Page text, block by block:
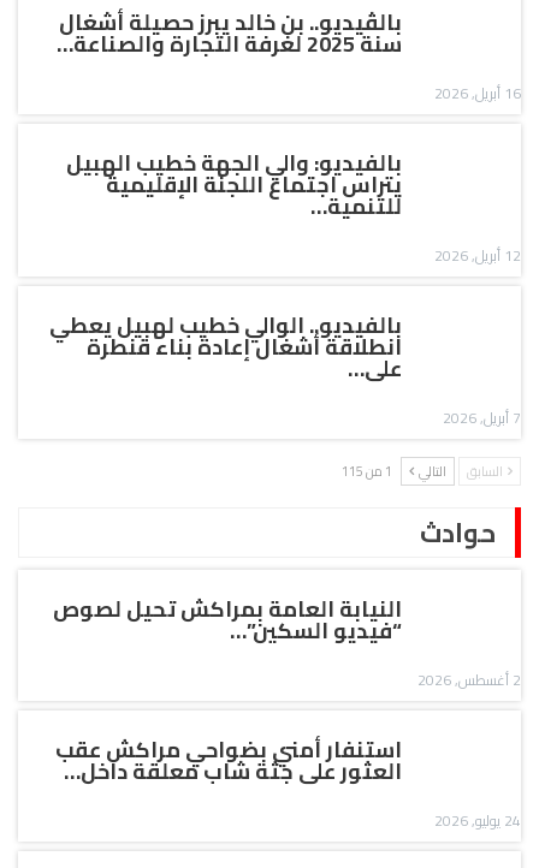
بالڤيديو.. بن خالد يبرز حصيلة أشغال
سنة 2025 لغرفة التجارة والصناعة…
16 أبريل, 2026
بالفيديو: والي الجهة خطيب الهبيل
يتراس اجتماع اللجنة الإقليمية
للتنمية…
12 أبريل, 2026
بالفيديو.. الوالي خطيب لهبيل يعطي
انطلاقة أشغال إعادة بناء قنطرة
على…
7 أبريل, 2026
السابق التالي 1 من 115
حوادث
النيابة العامة بمراكش تحيل لصوص
“فيديو السكين”…
2 أغسطس, 2026
استنفار أمني بضواحي مراكش عقب
العثور على جثة شاب معلقة داخل…
24 يوليو, 2026